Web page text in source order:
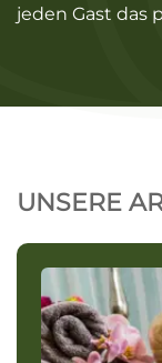
jeden Gast das
UNSERE